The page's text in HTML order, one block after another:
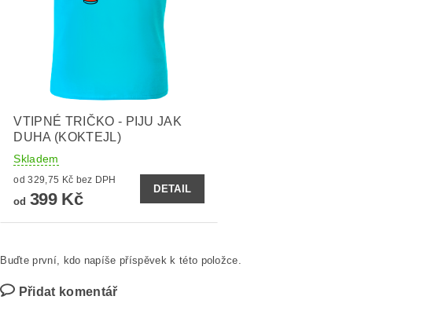
VTIPNÉ TRIČKO - PIJU JAK
DUHA (KOKTEJL)
Skladem
od 329,75 Kč bez DPH
od 399 Kč
DETAIL
Buďte první, kdo napíše příspěvek k této položce.
Přidat komentář